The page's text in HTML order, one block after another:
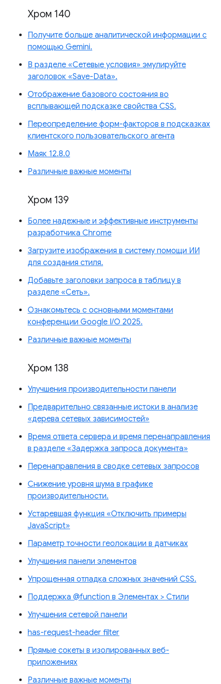
Хром 140
Получите больше аналитической информации с
помощью Gemini.
В разделе «Сетевые условия» эмулируйте
заголовок «Save-Data».
Отображение базового состояния во
всплывающей подсказке свойства CSS.
Переопределение форм-факторов в подсказках
клиентского пользовательского агента
Маяк 12.8.0
Различные важные моменты
Хром 139
Более надежные и эффективные инструменты
разработчика Chrome
Загрузите изображения в систему помощи ИИ
для создания стиля.
Добавьте заголовки запроса в таблицу в
разделе «Сеть».
Ознакомьтесь с основными моментами
конференции Google I/O 2025.
Различные важные моменты
Хром 138
Улучшения производительности панели
Предварительно связанные истоки в анализе
«дерева сетевых зависимостей»
Время ответа сервера и время перенаправления
в разделе «Задержка запроса документа»
Перенаправления в сводке сетевых запросов
Снижение уровня шума в графике
производительности.
Устаревшая функция «Отключить примеры
JavaScript»
Параметр точности геолокации в датчиках
Улучшения панели элементов
Упрощенная отладка сложных значений CSS.
Поддержка @function в Элементах > Стили
Улучшения сетевой панели
has-request-header filter
Прямые сокеты в изолированных веб-
приложениях
Различные важные моменты